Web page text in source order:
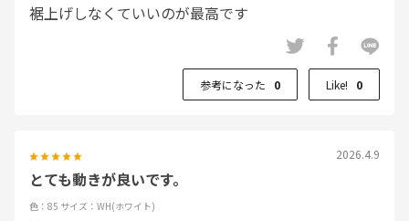
裾上げしなくていいのが最高です
参考になった 0 Like! 0
2026.4.9
とても動きが良いです。
色：85 サイズ：WH(ホワイト)